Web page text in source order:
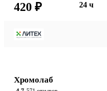
420 ₽ 24 ч
Хромолаб